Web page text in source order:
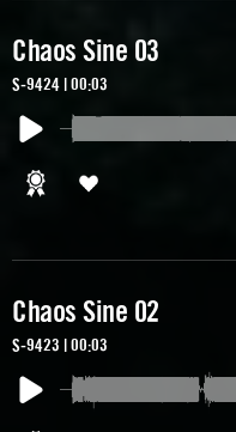
Chaos Sine 03
S-9424 | 00:03
Chaos Sine 02
S-9423 | 00:03